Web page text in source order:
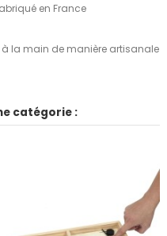
en France
à la main de manière artisanale
catégorie :